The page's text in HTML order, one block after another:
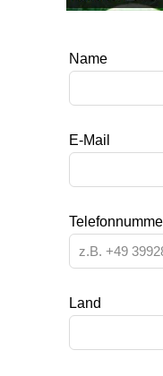
Lass
dieses
Feld
Name
E-Mail
Land